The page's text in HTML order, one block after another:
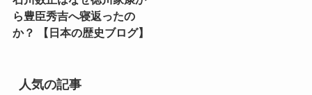
ら豊臣秀吉へ寝返ったの
か？ 【日本の歴史ブログ】
人気の記事